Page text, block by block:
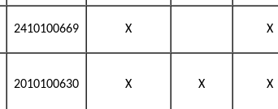
2410100669 X X
2010100630 X X X